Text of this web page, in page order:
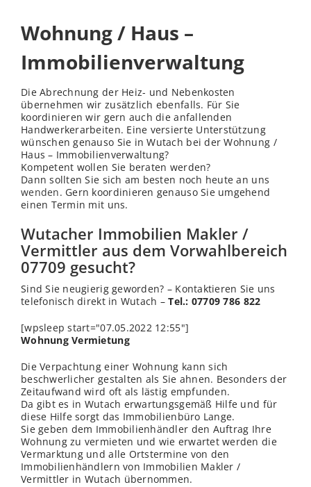
Wohnung / Haus –
Immobilienverwaltung
Die Abrechnung der Heiz- und Nebenkosten
übernehmen wir zusätzlich ebenfalls. Für Sie
koordinieren wir gern auch die anfallenden
Handwerkerarbeiten. Eine versierte Unterstützung
wünschen genauso Sie in Wutach bei der Wohnung /
Haus – Immobilienverwaltung?
Kompetent wollen Sie beraten werden?
Dann sollten Sie sich am besten noch heute an uns
wenden. Gern koordinieren genauso Sie umgehend
einen Termin mit uns.
Wutacher Immobilien Makler /
Vermittler aus dem Vorwahlbereich
07709 gesucht?
Sind Sie neugierig geworden? – Kontaktieren Sie uns
telefonisch direkt in Wutach –Tel.: 07709 786 822
[wpsleep start="07.05.2022 12:55"]
Wohnung Vermietung
Die Verpachtung einer Wohnung kann sich
beschwerlicher gestalten als Sie ahnen. Besonders der
Zeitaufwand wird oft als lästig empfunden.
Da gibt es in Wutach erwartungsgemäß Hilfe und für
diese Hilfe sorgt das Immobilienbüro Lange.
Sie geben dem Immobilienhändler den Auftrag Ihre
Wohnung zu vermieten und wie erwartet werden die
Vermarktung und alle Ortstermine von den
Immobilienhändlern von Immobilien Makler /
Vermittler in Wutach übernommen.